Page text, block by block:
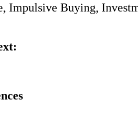
Impulsive Buying,